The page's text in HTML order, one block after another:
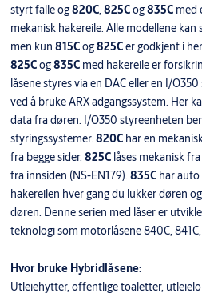
styrt falle og820C,825Cog835Cmed
mekanisk hakereile. Alle modellene
men kun 815Cog825Cer godkjent i
825Cog835Cmed hakereile er
låsene styres via en DAC eller en I/
ved å bruke ARX adgangssystem. Her
data fra døren. I/O350 styreenheten
styringssystemer. 820C har en
fra begge sider. 825Clåses mekanisk
fra innsiden (NS-EN179). 835Char auto
hakereilen hver gang du lukker døren
døren. Denne serien med låser er
teknologi som motorlåsene 840C, 841C,
Hvor bruke Hybridlåsene:
Utleiehytter, offentlige toaletter,